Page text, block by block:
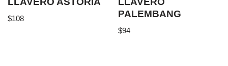
$108
PALEMBANG
$94